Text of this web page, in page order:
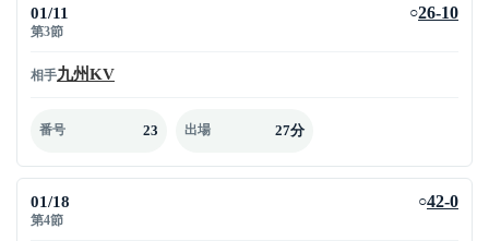
01/11
第3節
○26-10
相手九州KV
番号 23 出場 27分
01/18
第4節
○42-0